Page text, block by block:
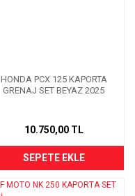
HONDA PCX 125 KAPORTA
GRENAJ SET BEYAZ 2025
10.750,00 TL
SEPETE EKLE